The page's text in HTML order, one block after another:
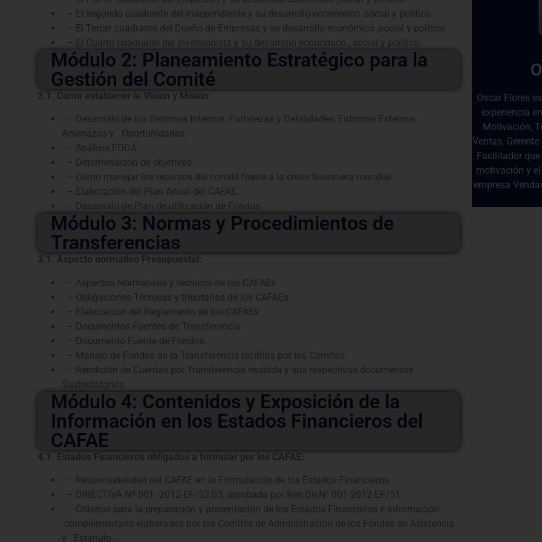
– El segundo cuadrante del Independiente y su desarrollo económico ,social y político
– El Tercer cuadrante del Dueño de Empresas y su desarrollo económico ,social y político
– El Cuarto cuadrante del Inversionista y su desarrollo económico , social y político.
Módulo 2: Planeamiento Estratégico para la
Gestión del Comité
2.1. Como establecer la Visión y Misión:
– Desarrollo de los Entornos Internos: Fortalezas y Debilidades, Entornos Externos:
Amenazas y Oportunidades.
– Análisis FODA
– Determinación de objetivos.
– Como manejar los recursos del comité frente a la crisis financiera mundial.
– Elaboración del Plan Anual del CAFAE.
– Desarrollo de Plan de utilización de Fondos.
Módulo 3: Normas y Procedimientos de
Transferencias
3.1. Aspecto normativo Presupuestal:
– Aspectos Normativos y técnicos de los CAFAEs
– Obligaciones Técnicas y tributarias de los CAFAEs
– Elaboración del Reglamento de los CAFAEs
– Documentos Fuentes de Transferencia.
– Documento Fuente de Fondos.
– Manejo de Fondos de la Transferencia recibida por los Comités.
– Rendición de Cuentas por Transferencia recibida y sus respectivos documentos
Sustentatorios
Módulo 4: Contenidos y Exposición de la
Información en los Estados Financieros del
CAFAE
4.1. Estados Financieros obligados a formular por los CAFAE:
– Responsabilidad del CAFAE en la Formulación de los Estados Financieros.
– DIRECTIVA Nº 001 -2012-EF/52.03, aprobada por Res.Dir.N° 001-2012-EF/51
– Criterios para la preparación y presentación de los Estados Financieros e información
complementaria elaborados por los Comités de Administración de los Fondos de Asistencia
y Estímulo.
Oscar Flores
experiencia
Motivación,
Ventas,
Facilitador
motivación y
empresa